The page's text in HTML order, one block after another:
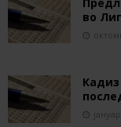
во